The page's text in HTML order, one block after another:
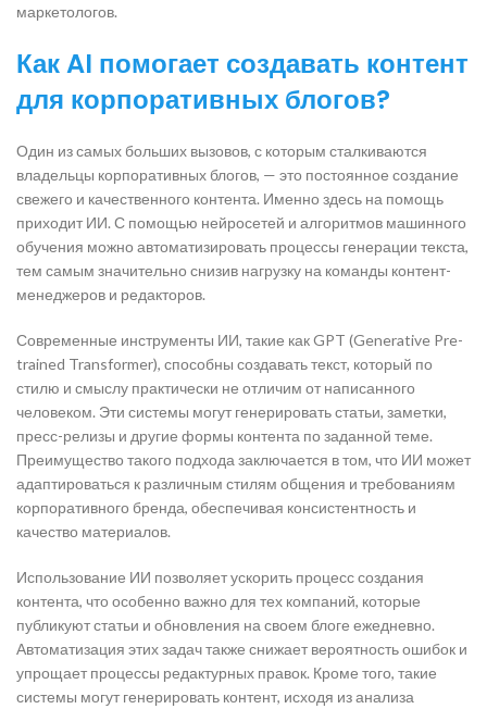
маркетологов.
Как AI помогает создавать контент
для корпоративных блогов?
Один из самых больших вызовов, с которым сталкиваются
владельцы корпоративных блогов, — это постоянное создание
свежего и качественного контента. Именно здесь на помощь
приходит ИИ. С помощью нейросетей и алгоритмов машинного
обучения можно автоматизировать процессы генерации текста,
тем самым значительно снизив нагрузку на команды контент-
менеджеров и редакторов.
Современные инструменты ИИ, такие как GPT (Generative Pre-
trained Transformer), способны создавать текст, который по
стилю и смыслу практически не отличим от написанного
человеком. Эти системы могут генерировать статьи, заметки,
пресс-релизы и другие формы контента по заданной теме.
Преимущество такого подхода заключается в том, что ИИ может
адаптироваться к различным стилям общения и требованиям
корпоративного бренда, обеспечивая консистентность и
качество материалов.
Использование ИИ позволяет ускорить процесс создания
контента, что особенно важно для тех компаний, которые
публикуют статьи и обновления на своем блоге ежедневно.
Автоматизация этих задач также снижает вероятность ошибок и
упрощает процессы редактурных правок. Кроме того, такие
системы могут генерировать контент, исходя из анализа